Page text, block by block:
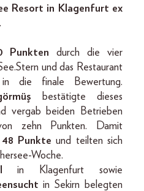
Resort in Klagenfurt ex
Punkten durch die vier
und das Restaurant
die finale Bewertung.
bestätigte dieses
vergab beiden Betrieben
zehn Punkten. Damit
48 Punkte und teilten sich
Woche.
in Klagenfurt sowie
in Sekirn belegten